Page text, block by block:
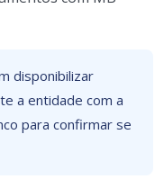
disponibilizar
a entidade com a
para confirmar se